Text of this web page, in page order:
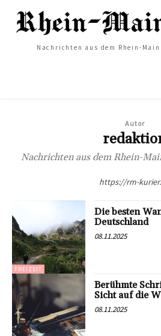
Nachrichten aus dem Rhein-
Autor
Nachrichten aus dem Rhein-
https://rm-
FREIZEIT
Die besten
Deutschland
08.11.2025
Berühmte
Sicht auf die
08.11.2025